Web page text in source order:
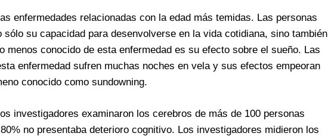
enfermedades relacionadas con la edad más temidas. Las personas
sólo su capacidad para desenvolverse en la vida cotidiana, sino también
menos conocido de esta enfermedad es su efecto sobre el sueño. Las
enfermedad sufren muchas noches en vela y sus efectos empeoran
conocido como sundowning.
investigadores examinaron los cerebros de más de 100 personas
no presentaba deterioro cognitivo. Los investigadores midieron los